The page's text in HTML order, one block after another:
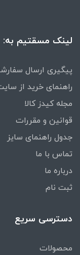
لینک مسقتیم به:
پیگیری ارسال
راهنمای خرید از
مجله کیدز کالا
قوانین و مقررات
جدول راهنمای سایز
تماس با ما
درباره ما
ثبت نام
دسترسی سریع
محصولات